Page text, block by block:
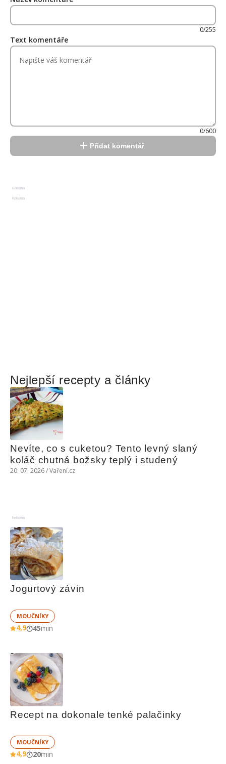
0/255
Text komentáře
0/600
Přidat komentář
Reklama
Reklama
Nejlepší recepty a články
Nevíte, co s cuketou? Tento levný slaný
koláč chutná božsky teplý i studený
20. 07. 2026 / Vaření.cz
Reklama
Jogurtový závin
MOUČNÍKY
4,9 45min
Recept na dokonale tenké palačinky
MOUČNÍKY
4,9 20min